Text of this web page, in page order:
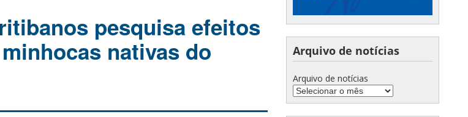
pesquisa efeitos
nativas do
Arquivo de notícias
Arquivo de notícias